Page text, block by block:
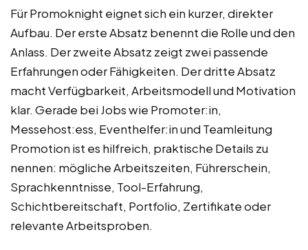
Für Promoknight eignet sich ein kurzer, direkter
Aufbau. Der erste Absatz benennt die Rolle und den
Anlass. Der zweite Absatz zeigt zwei passende
Erfahrungen oder Fähigkeiten. Der dritte Absatz
macht Verfügbarkeit, Arbeitsmodell und Motivation
klar. Gerade bei Jobs wie Promoter:in,
Messehost:ess, Eventhelfer:in und Teamleitung
Promotion ist es hilfreich, praktische Details zu
nennen: mögliche Arbeitszeiten, Führerschein,
Sprachkenntnisse, Tool-Erfahrung,
Schichtbereitschaft, Portfolio, Zertifikate oder
relevante Arbeitsproben.